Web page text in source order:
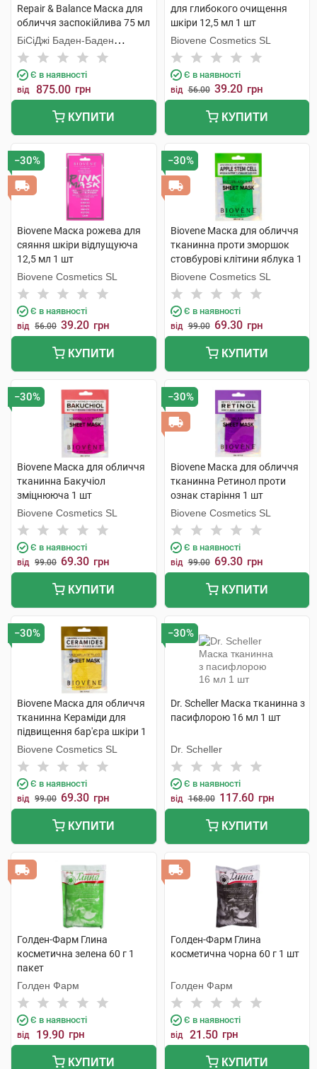
Repair & Balance Маска для
обличчя заспокійлива 75 мл
1 туба
БіСіДжі Баден-Баден
Косметікс Груп Гмбх
Є в наявності
від 875.00 грн
КУПИТИ
для глибокого очищення
шкіри 12,5 мл 1 шт
Biovene Cosmetics SL
Є в наявності
від 56.00 39.20 грн
КУПИТИ
−30%
Biovene Маска рожева для
сяяння шкіри відлущуюча
12,5 мл 1 шт
Biovene Cosmetics SL
Є в наявності
від 56.00 39.20 грн
КУПИТИ
−30%
Biovene Маска для обличчя
тканинна проти зморшок
стовбурові клітини яблука 1
шт
Biovene Cosmetics SL
Є в наявності
від 99.00 69.30 грн
КУПИТИ
−30%
Biovene Маска для обличчя
тканинна Бакучіол
зміцнююча 1 шт
Biovene Cosmetics SL
Є в наявності
від 99.00 69.30 грн
КУПИТИ
−30%
Biovene Маска для обличчя
тканинна Ретинол проти
ознак старіння 1 шт
Biovene Cosmetics SL
Є в наявності
від 99.00 69.30 грн
КУПИТИ
−30%
Biovene Маска для обличчя
тканинна Кераміди для
підвищення бар'єра шкіри 1
шт
Biovene Cosmetics SL
Є в наявності
від 99.00 69.30 грн
КУПИТИ
−30%
Dr. Scheller Маска тканинна з
пасифлорою 16 мл 1 шт
Dr. Scheller
Є в наявності
від 168.00 117.60 грн
КУПИТИ
Голден-Фарм Глина
косметична зелена 60 г 1
пакет
Голден Фарм
Є в наявності
від 19.90 грн
КУПИТИ
Голден-Фарм Глина
косметична чорна 60 г 1 шт
Голден Фарм
Є в наявності
від 21.50 грн
КУПИТИ